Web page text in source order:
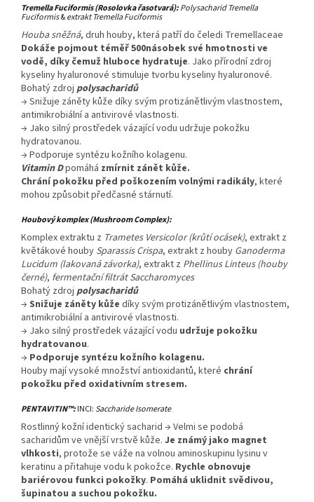
Tremella Fuciformis (Rosolovka řasotvará):Polysacharid Tremella
Fuciformis&extrakt Tremella Fuciformis
Houba sněžná, druh houby, která patří do čeledi Tremellaceae
Dokáže pojmout téměř 500násobek své hmotnosti ve
vodě, díky čemuž hluboce hydratuje. Jako přírodní zdroj
kyseliny hyaluronové stimuluje tvorbu kyseliny hyaluronové.
Bohatý zdroj polysacharidů
→ Snižuje záněty kůže díky svým protizánětlivým vlastnostem,
antimikrobiální a antivirové vlastnosti.
→ Jako silný prostředek vázající vodu udržuje pokožku
hydratovanou.
→ Podporuje syntézu kožního kolagenu.
Vitamin Dpomáhá zmírnit zánět kůže.
Chrání pokožku před poškozením volnými radikály, které
mohou způsobit předčasné stárnutí.
Houbový komplex (Mushroom Complex):
Komplex extraktu z Trametes Versicolor (krůtí ocásek), extrakt z
květákové houby Sparassis Crispa, extrakt z houby Ganoderma
Lucidum (lakovaná závorka), extrakt z Phellinus Linteus (houby
černé), fermentační filtrát Saccharomyces
Bohatý zdroj polysacharidů
→ Snižuje záněty kůže díky svým protizánětlivým vlastnostem,
antimikrobiální a antivirové vlastnosti.
→ Jako silný prostředek vázající vodu udržuje pokožku
hydratovanou.
→ Podporuje syntézu kožního kolagenu.
Houby mají vysoké množství antioxidantů, které chrání
pokožku před oxidativním stresem.
PENTAVITIN™:INCI: Saccharide Isomerate
Rostlinný kožní identický sacharid → Velmi se podobá
sacharidům ve vnější vrstvě kůže. Je známý jako magnet
vlhkosti, protože se váže na volnou aminoskupinu lysinu v
keratinu a přitahuje vodu k pokožce. Rychle obnovuje
bariérovou funkci pokožky. Pomáhá uklidnit svědivou,
šupinatou a suchou pokožku.